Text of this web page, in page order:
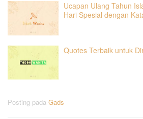
Ucapan Ulang Tahun
Hari Spesial dengan
Quotes Terbaik untuk
Posting pada Gads